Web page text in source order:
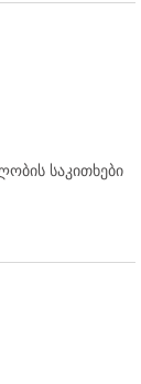
საკითხები